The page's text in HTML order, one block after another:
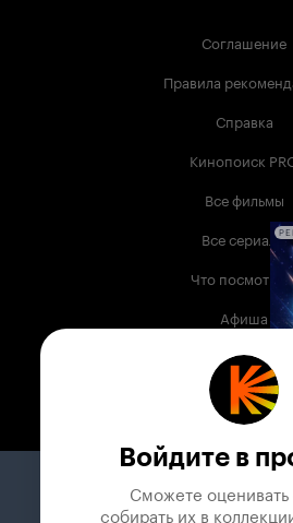
Соглашение
Правила
Справка
Кинопоиск
Все фильмы
Все сериалы
Что
Афиша
Музыка
Телепрограмма
Служба
Войдите в
Сможете
собирать их в